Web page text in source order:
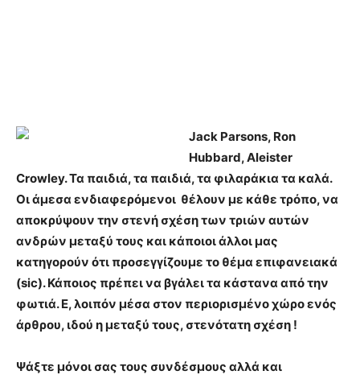
Jack Parsons, Ron
Hubbard, Aleister
Crowley. Τα παιδιά, τα παιδιά, τα φιλαράκια τα καλά.
Οι άμεσα ενδιαφερόμενοι θέλουν με κάθε τρόπο, να
αποκρύψουν την στενή σχέση των τριών αυτών
ανδρών μεταξύ τους και κάποιοι άλλοι μας
κατηγορούν ότι προσεγγίζουμε το θέμα επιφανειακά
(sic). Κάποιος πρέπει να βγάλει τα κάστανα από την
φωτιά. E, λοιπόν μέσα στον περιορισμένο χώρο ενός
άρθρου, ιδού η μεταξύ τους, στενότατη σχέση !
Ψάξτε μόνοι σας τους συνδέσμους αλλά και